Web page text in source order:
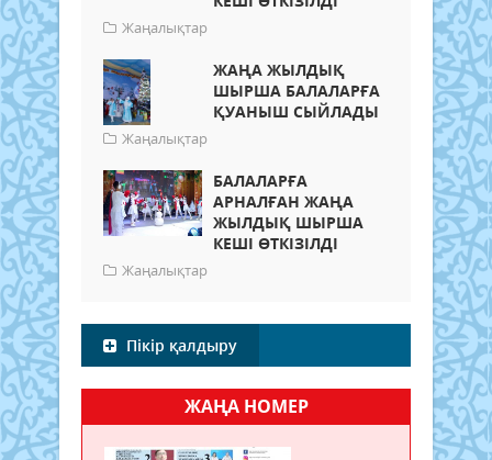
Жаңалықтар
ЖАҢА ЖЫЛДЫҚ
ШЫРША БАЛАЛАРҒА
ҚУАНЫШ СЫЙЛАДЫ
Жаңалықтар
БАЛАЛАРҒА
АРНАЛҒАН ЖАҢА
ЖЫЛДЫҚ ШЫРША
КЕШІ ӨТКІЗІЛДІ
Жаңалықтар
Пікір қалдыру
ЖАҢА НОМЕР